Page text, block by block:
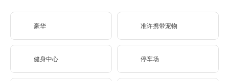
豪华 准许携带宠物
健身中心 停车场